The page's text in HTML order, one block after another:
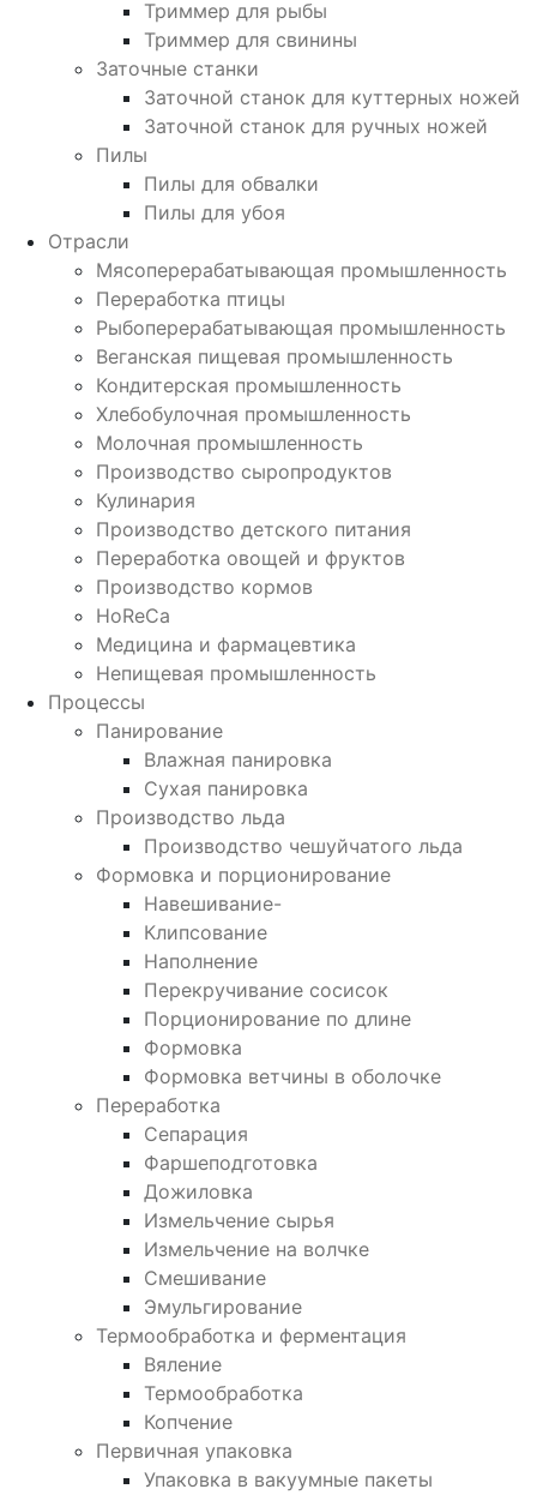
Триммер для рыбы
Триммер для свинины
Заточные станки
Заточной станок для куттерных ножей
Заточной станок для ручных ножей
Пилы
Пилы для обвалки
Пилы для убоя
Отрасли
Мясоперерабатывающая промышленность
Переработка птицы
Рыбоперерабатывающая промышленность
Веганская пищевая промышленность
Кондитерская промышленность
Хлебобулочная промышленность
Молочная промышленность
Производство сыропродуктов
Кулинария
Производство детского питания
Переработка овощей и фруктов
Производство кормов
HoReCa
Медицина и фармацевтика
Непищевая промышленность
Процессы
Панирование
Влажная панировка
Сухая панировка
Производство льда
Производство чешуйчатого льда
Формовка и порционирование
Навешивание-
Клипсование
Наполнение
Перекручивание сосисок
Порционирование по длине
Формовка
Формовка ветчины в оболочке
Переработка
Сепарация
Фаршеподготовка
Дожиловка
Измельчение сырья
Измельчение на волчке
Смешивание
Эмульгирование
Термообработка и ферментация
Вяление
Термообработка
Копчение
Первичная упаковка
Упаковка в вакуумные пакеты